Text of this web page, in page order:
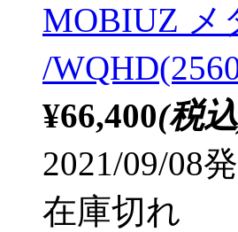
MOBIUZ メ
/
¥66,400(税
2021/09/08
在庫切れ